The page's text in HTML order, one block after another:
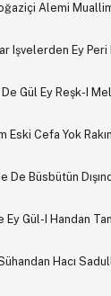
Alemi
Işvelerden Ey
Gül Ey Reşk-I
Eski Cefa Yok
De Büsbütün
Ey Gül-I Handan
Hacı